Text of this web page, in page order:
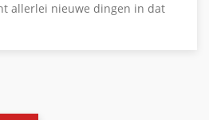
allerlei nieuwe dingen in dat